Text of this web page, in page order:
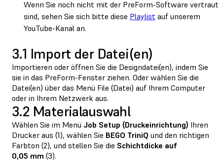
Wenn Sie noch nicht mit der PreForm-Software vertraut
sind, sehen Sie sich bitte diese Playlist auf unserem
YouTube-Kanal an.
3.1 Import der Datei(en)
Importieren oder öffnen Sie die Designdatei(en), indem Sie
sie in das PreForm-Fenster ziehen. Oder wählen Sie die
Datei(en) über das Menü File (Datei) auf Ihrem Computer
oder in Ihrem Netzwerk aus.
3.2 Materialauswahl
Wählen Sie im Menü Job Setup (Druckeinrichtung) Ihren
Drucker aus (1), wählen Sie BEGO TriniQ und den richtigen
Farbton (2), und stellen Sie die Schichtdicke auf
0,05 mm (3).